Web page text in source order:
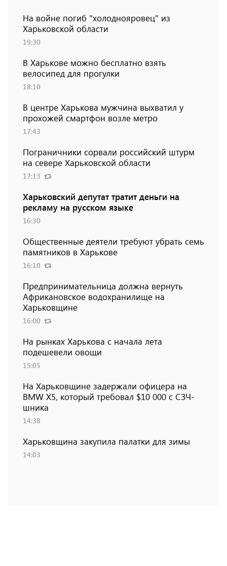
На войне погиб "холоднояровец" из
Харьковской области
19:30
В Харькове можно бесплатно взять
велосипед для прогулки
18:10
В центре Харькова мужчина выхватил у
прохожей смартфон возле метро
17:43
Пограничники сорвали российский штурм
на севере Харьковской области
17:13
Харьковский депутат тратит деньги на
рекламу на русском языке
16:30
Общественные деятели требуют убрать семь
памятников в Харькове
16:10
Предпринимательница должна вернуть
Африкановское водохранилище на
Харьковщине
16:00
На рынках Харькова с начала лета
подешевели овощи
15:05
На Харьковщине задержали офицера на
BMW Х5, который требовал $10 000 с СЗЧ-
шника
14:38
Харьковщина закупила палатки для зимы
14:03